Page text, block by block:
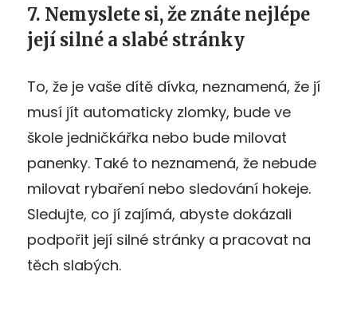
7. Nemyslete si, že znáte nejlépe
její silné a slabé stránky
To, že je vaše dítě dívka, neznamená, že jí
musí jít automaticky zlomky, bude ve
škole jedničkářka nebo bude milovat
panenky. Také to neznamená, že nebude
milovat rybaření nebo sledování hokeje.
Sledujte, co jí zajímá, abyste dokázali
podpořit její silné stránky a pracovat na
těch slabých.